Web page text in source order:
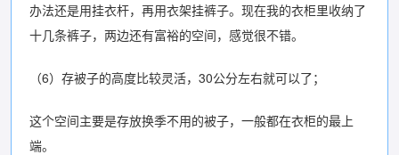
办法还是用挂衣杆，再用衣架挂裤子。现在我的衣柜里收纳了
十几条裤子，两边还有富裕的空间，感觉很不错。
（6）存被子的高度比较灵活，30公分左右就可以了；
这个空间主要是存放换季不用的被子，一般都在衣柜的最上
端。